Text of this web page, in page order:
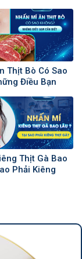
Thịt Bò Có Sao
Điều Bạn
Thịt Gà Bao
Phải Kiêng